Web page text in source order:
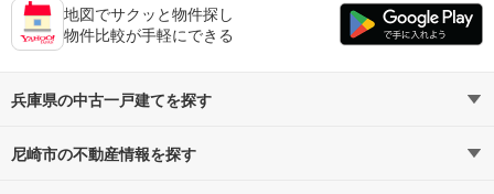
地図でサクッと物件探し
物件比較が手軽にできる
兵庫県の中古一戸建てを探す
路線・駅から探す
尼崎市の不動産情報を探す